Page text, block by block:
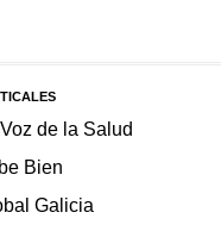
de la Salud
Bien
Galicia